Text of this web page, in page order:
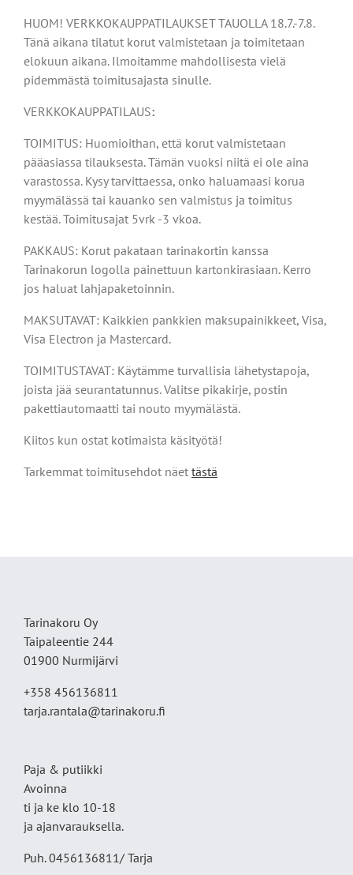
HUOM! VERKKOKAUPPATILAUKSET TAUOLLA 18.7.-7.8.
Tänä aikana tilatut korut valmistetaan ja toimitetaan
elokuun aikana. Ilmoitamme mahdollisesta vielä
pidemmästä toimitusajasta sinulle.
VERKKOKAUPPATILAUS:
TOIMITUS: Huomioithan, että korut valmistetaan
pääasiassa tilauksesta. Tämän vuoksi niitä ei ole aina
varastossa. Kysy tarvittaessa, onko haluamaasi korua
myymälässä tai kauanko sen valmistus ja toimitus
kestää. Toimitusajat 5vrk -3 vkoa.
PAKKAUS: Korut pakataan tarinakortin kanssa
Tarinakorun logolla painettuun kartonkirasiaan. Kerro
jos haluat lahjapaketoinnin.
MAKSUTAVAT: Kaikkien pankkien maksupainikkeet, Visa,
Visa Electron ja Mastercard.
TOIMITUSTAVAT: Käytämme turvallisia lähetystapoja,
joista jää seurantatunnus. Valitse pikakirje, postin
pakettiautomaatti tai nouto myymälästä.
Kiitos kun ostat kotimaista käsityötä!
Tarkemmat toimitusehdot näet tästä
Tarinakoru Oy
Taipaleentie 244
01900 Nurmijärvi
+358 456136811
tarja.rantala@tarinakoru.fi
Paja & putiikki
Avoinna
ti ja ke klo 10-18
ja ajanvarauksella.
Puh. 0456136811/ Tarja